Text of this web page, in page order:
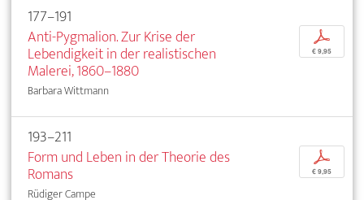
177–191
Anti-Pygmalion. Zur Krise der
Lebendigkeit in der realistischen
Malerei, 1860–1880
Barbara Wittmann
p
€ 9,95
193–211
Form und Leben in der Theorie des
Romans
Rüdiger Campe
p
€ 9,95